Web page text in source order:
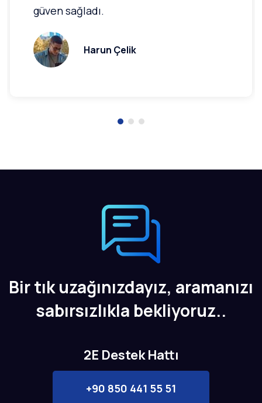
güven sağladı.
Harun Çelik
Bir tık uzağınızdayız, aramanızı
sabırsızlıkla bekliyoruz..
2E Destek Hattı
+90 850 441 55 51